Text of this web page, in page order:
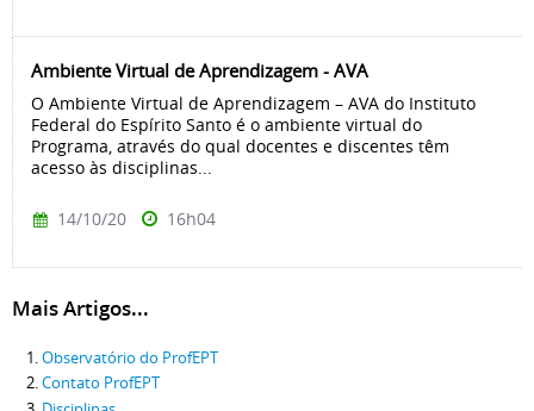
Ambiente Virtual de Aprendizagem - AVA
O Ambiente Virtual de Aprendizagem – AVA do Instituto
Federal do Espírito Santo é o ambiente virtual do
Programa, através do qual docentes e discentes têm
acesso às disciplinas...
14/10/20 16h04
Mais Artigos...
Observatório do ProfEPT
Contato ProfEPT